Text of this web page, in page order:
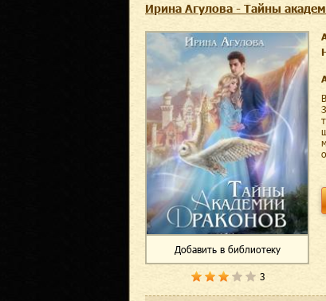
Ирина Агулова - Тайны
Добавить в библиотеку
3